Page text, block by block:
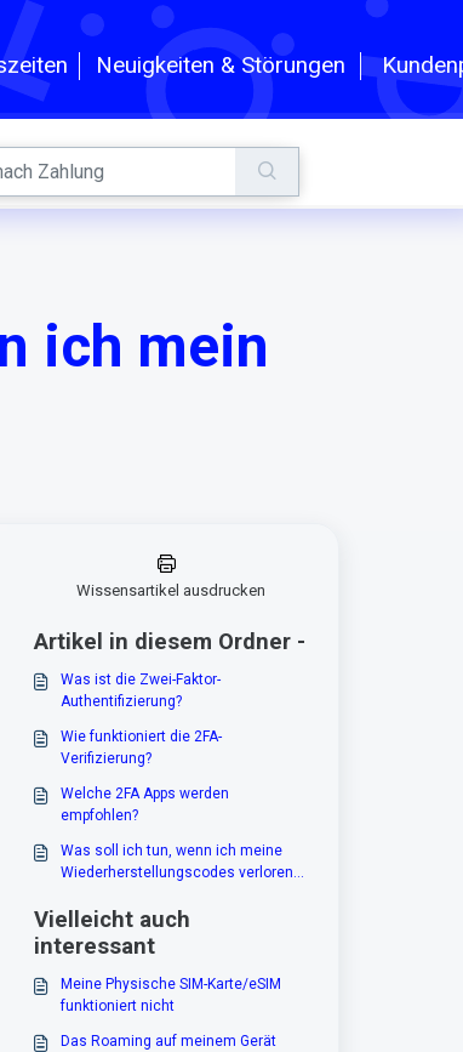
Neuigkeiten & Störungen
ich mein
Wissensartikel ausdrucken
Artikel in diesem Ordner -
Was ist die Zwei-Faktor-
Authentifizierung?
Wie funktioniert die 2FA-
Verifizierung?
Welche 2FA Apps werden
empfohlen?
Was soll ich tun, wenn ich meine
Wiederherstellungscodes verloren
Vielleicht auch
interessant
Meine Physische SIM-Karte/eSIM
funktioniert nicht
Das Roaming auf meinem Gerät